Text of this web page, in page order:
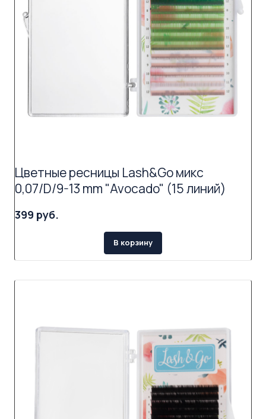
Цветные ресницы Lash&Go микс
0,07/D/9-13 mm "Avocado" (15 линий)
399 руб.
В корзину